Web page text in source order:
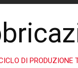
DI PRODUZIONE